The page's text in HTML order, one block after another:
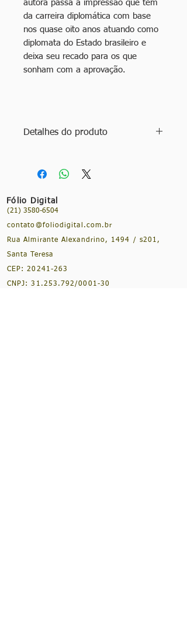
autora passa a impressão que tem
da carreira diplomática com base
nos quase oito anos atuando como
diplomata do Estado brasileiro e
deixa seu recado para os que
sonham com a aprovação.
Detalhes do produto
Edição: 2ª edição
Especificações: eBook
Fólio Digital
(21) 3580-6504
contato@foliodigital.com.br
Rua Almirante Alexandrino, 1494 / s201,
Santa Teresa
CEP:20241-263
CNPJ:31.253.792/0001-30